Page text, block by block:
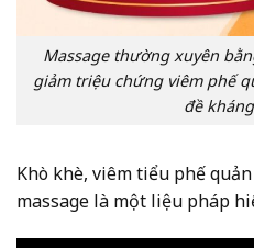
Massage thường xuyên
giảm triệu chứng viêm phế
đề
Khò khè, viêm tiểu phế
massage là một liệu pháp